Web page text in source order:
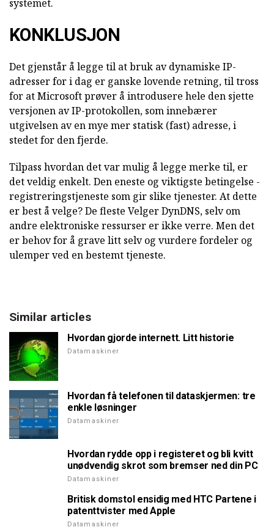
systemet.
KONKLUSJON
Det gjenstår å legge til at bruk av dynamiske IP-
adresser for i dag er ganske lovende retning, til tross
for at Microsoft prøver å introdusere hele den sjette
versjonen av IP-protokollen, som innebærer
utgivelsen av en mye mer statisk (fast) adresse, i
stedet for den fjerde.
Tilpass hvordan det var mulig å legge merke til, er
det veldig enkelt. Den eneste og viktigste betingelse -
registreringstjeneste som gir slike tjenester. At dette
er best å velge? De fleste Velger DynDNS, selv om
andre elektroniske ressurser er ikke verre. Men det
er behov for å grave litt selv og vurdere fordeler og
ulemper ved en bestemt tjeneste.
Similar articles
Hvordan gjorde internett. Litt historie
Datamaskiner
Hvordan få telefonen til dataskjermen: tre
enkle løsninger
Datamaskiner
Hvordan rydde opp i registeret og bli kvitt
unødvendig skrot som bremser ned din PC
Datamaskiner
Britisk domstol ensidig med HTC Partene i
patenttvister med Apple
Datamaskiner